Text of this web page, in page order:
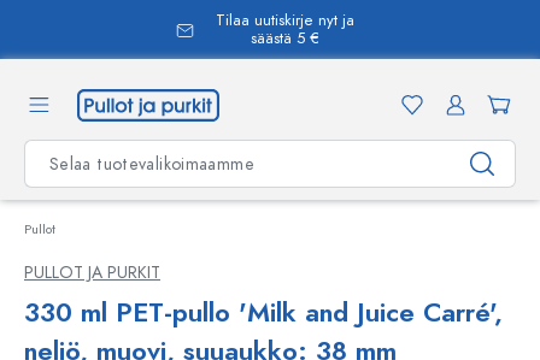
Tilaa uutiskirje nyt ja
säästä 5 €
Pullot
PULLOT JA PURKIT
330 ml PET-pullo 'Milk and Juice Carré',
neliö, muovi, suuaukko: 38 mm